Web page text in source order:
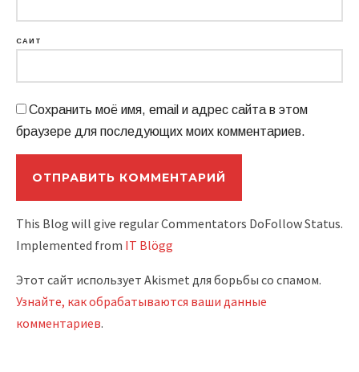
САЙТ
Сохранить моё имя, email и адрес сайта в этом
браузере для последующих моих комментариев.
This Blog will give regular Commentators DoFollow Status.
Implemented from IT Blögg
Этот сайт использует Akismet для борьбы со спамом.
Узнайте, как обрабатываются ваши данные
комментариев.